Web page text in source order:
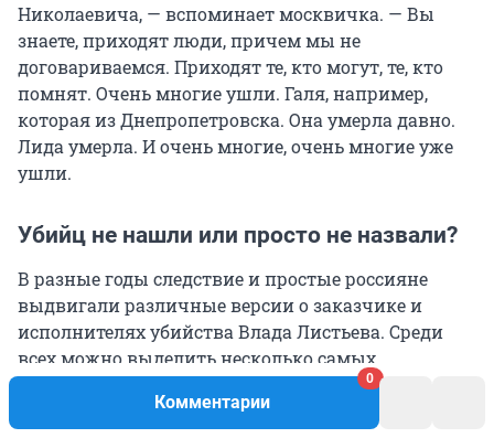
Комментарии
0
Николаевича, — вспоминает москвичка. — Вы
знаете, приходят люди, причем мы не
договариваемся. Приходят те, кто могут, те, кто
помнят. Очень многие ушли. Галя, например,
которая из Днепропетровска. Она умерла давно.
Лида умерла. И очень многие, очень многие уже
ушли.
Убийц не нашли или просто не назвали?
В разные годы следствие и простые россияне
выдвигали различные версии о заказчике и
исполнителях убийства Влада Листьева. Среди
всех можно выделить несколько самых
популярных. Первая — нынешний депутат
Госдумы, а в 1994 году президент компании